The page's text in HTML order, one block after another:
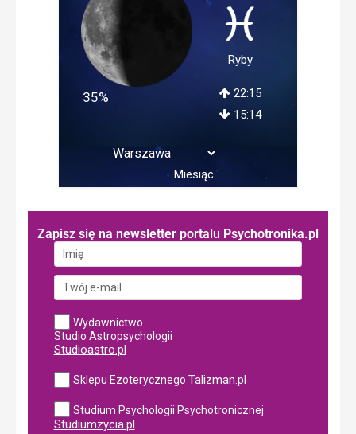
35%
Ryby
22:15
15:14
Miesiąc
Zapisz się na newsletter portalu Psychotronika.pl
Wydawnictwo
Studio Astropsychologii
Studioastro.pl
Sklepu Ezoterycznego Talizman.pl
Studium Psychologii Psychotronicznej
Studiumzycia.pl